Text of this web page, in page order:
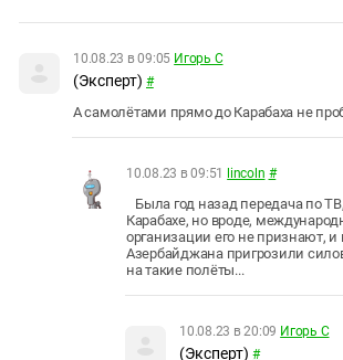
10.08.23 в 09:05 Игорь С
(Эксперт) #
А самолётами прямо до Карабаха не
10.08.23 в 09:51 lincoln #
Была год назад передача по
Карабахе, но вроде,
организации его не признают, и
Азербайджана пригрозили
на такие полёты...
10.08.23 в 20:09 Игорь С
(Эксперт) #